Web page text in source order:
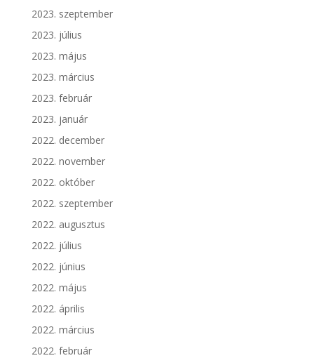
2023. szeptember
2023. július
2023. május
2023. március
2023. február
2023. január
2022. december
2022. november
2022. október
2022. szeptember
2022. augusztus
2022. július
2022. június
2022. május
2022. április
2022. március
2022. február